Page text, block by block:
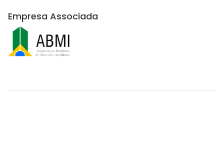
Empresa Associada